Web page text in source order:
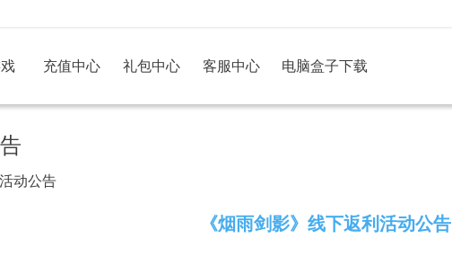
充值中心 礼包中心 客服中心 电脑盒子下载
活动公告
《烟雨剑影》线下返利活动公告